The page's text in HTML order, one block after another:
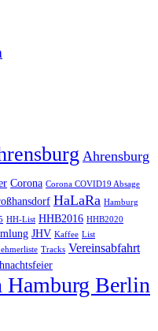
Ahrensburg
Corona Corona COVID19 Absage
HaLaRa Hamburg
HH-List HHB2016 HHB2020
JHV Kaffee List
Tracks Vereinsabfahrt
Hamburg Berlin